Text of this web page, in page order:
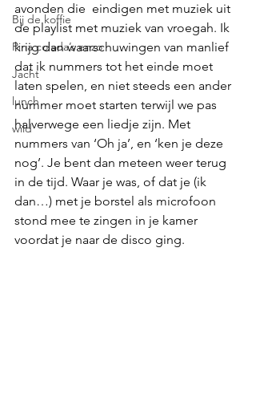
Bij de koffie
Pina colada’s enzo
Jacht
lunch
wild
avonden die  eindigen met muziek uit
de playlist met muziek van vroegah. Ik
krijg dan waarschuwingen van manlief
dat ik nummers tot het einde moet
laten spelen, en niet steeds een ander
nummer moet starten terwijl we pas
halverwege een liedje zijn. Met
nummers van ‘Oh ja’, en ‘ken je deze
nog’. Je bent dan meteen weer terug
in de tijd. Waar je was, of dat je (ik
dan…) met je borstel als microfoon
stond mee te zingen in je kamer
voordat je naar de disco ging.